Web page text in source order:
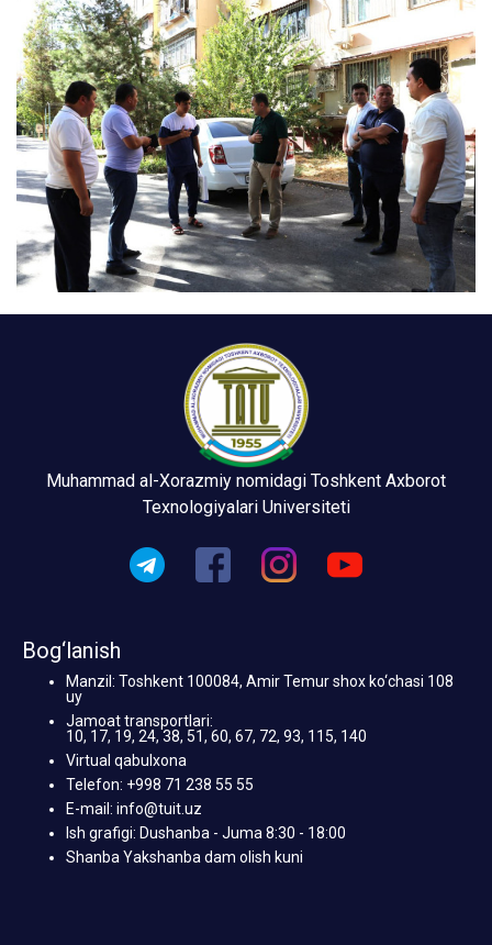
Muhammad al-Xorazmiy nomidagi Toshkent Axborot
Texnologiyalari Universiteti
Bog‘lanish
Manzil: Toshkent 100084, Amir Temur shox ko‘chasi 108
uy
Jamoat transportlari:
10, 17, 19, 24, 38, 51, 60, 67, 72, 93, 115, 140
Virtual qabulxona
Telefon: +998 71 238 55 55
E-mail: info@tuit.uz
Ish grafigi: Dushanba - Juma 8:30 - 18:00
Shanba Yakshanba dam olish kuni